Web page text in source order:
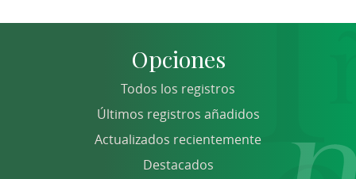
Opciones
Todos los registros
Últimos registros añadidos
Actualizados recientemente
Destacados